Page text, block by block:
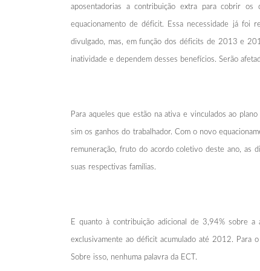
aposentadorias a contribuição extra para cobrir
equacionamento de déficit. Essa necessidade já foi
divulgado, mas, em função dos déficits de 2013 e
inatividade e dependem desses benefícios. Serão
Para aqueles que estão na ativa e vinculados ao
sim os ganhos do trabalhador. Com o novo
remuneração, fruto do acordo coletivo deste ano, as
suas respectivas famílias.
E quanto à contribuição adicional de 3,94% sobre a
exclusivamente ao déficit acumulado até 2012.
Sobre isso, nenhuma palavra da ECT.